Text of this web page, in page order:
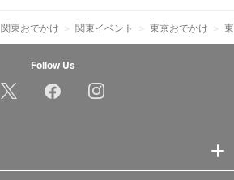
関東おでかけ 関東イベント 東京おでかけ
Follow Us